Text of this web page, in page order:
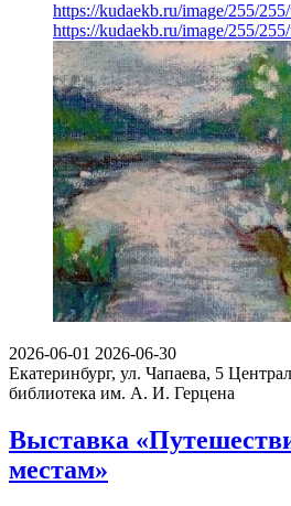
https://kudaekb.ru/image/255/
https://kudaekb.ru/image/255/
2026-06-01 2026-06-30
Екатеринбург, ул. Чапаева, 5
библиотека им. А. И. Герцена
Выставка
местам»